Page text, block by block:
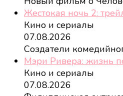
Жестокая ночь 2:
Кино и сериалы
07.08.2026
Создатели
Мэри Ривера: жизнь
Кино и сериалы
07.08.2026